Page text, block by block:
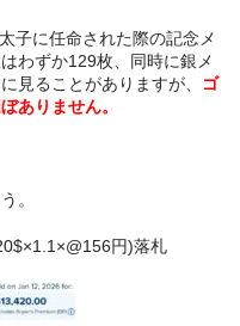
子に任命された際の記念メ
わずか129枚、同時に銀メ
見ることがありますが、 ゴ
ありません。
。
円)落札